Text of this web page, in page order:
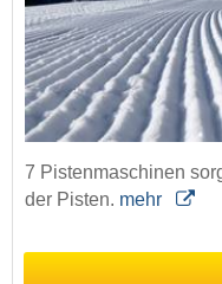
7 Pistenmaschinen
der Pisten. mehr